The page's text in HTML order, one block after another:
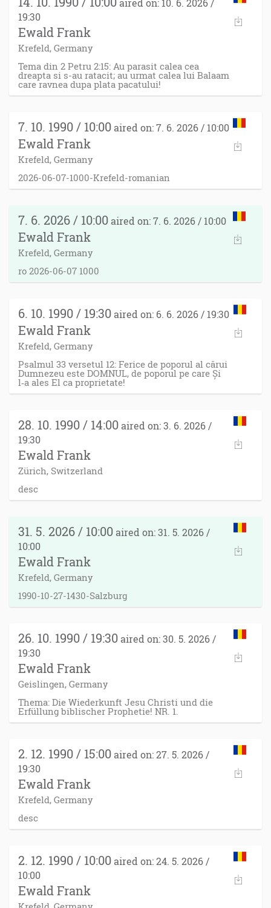
aired on: 10. 6. 2026 /
19:30
Ewald Frank
Krefeld, Germany
Tema din 2 Petru 2:15: Au parasit calea cea
dreapta si s-au ratacit; au urmat calea lui Balaam
care ravnea dupa plata pacatului!
7. 10. 1990 / 10:00 aired on: 7. 6. 2026 / 10:00
Ewald Frank
Krefeld, Germany
2026-06-07-1000-Krefeld-romanian
7. 6. 2026 / 10:00 aired on: 7. 6. 2026 / 10:00
Ewald Frank
Krefeld, Germany
ro 2026-06-07 1000
6. 10. 1990 / 19:30 aired on: 6. 6. 2026 / 19:30
Ewald Frank
Krefeld, Germany
Psalmul 33 versetul 12: Ferice de poporul al cărui
Dumnezeu este DOMNUL, de poporul pe care Și
l‑a ales El ca proprietate!
28. 10. 1990 / 14:00 aired on: 3. 6. 2026 /
19:30
Ewald Frank
Zürich, Switzerland
desc
31. 5. 2026 / 10:00 aired on: 31. 5. 2026 /
10:00
Ewald Frank
Krefeld, Germany
1990-10-27-1430-Salzburg
26. 10. 1990 / 19:30 aired on: 30. 5. 2026 /
19:30
Ewald Frank
Geislingen, Germany
Thema: Die Wiederkunft Jesu Christi und die
Erfüllung biblischer Prophetie! NR. 1.
2. 12. 1990 / 15:00 aired on: 27. 5. 2026 /
19:30
Ewald Frank
Krefeld, Germany
desc
2. 12. 1990 / 10:00 aired on: 24. 5. 2026 /
10:00
Ewald Frank